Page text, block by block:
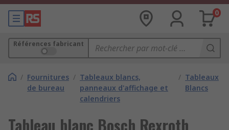
0
Références fabricant
/ Fournitures
de bureau
/ Tableaux blancs,
panneaux d'affichage et
calendriers
/ Tableaux
Blancs
Tableau blanc Bosch Rexroth